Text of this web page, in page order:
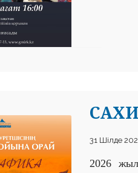
31 Шілде
2026